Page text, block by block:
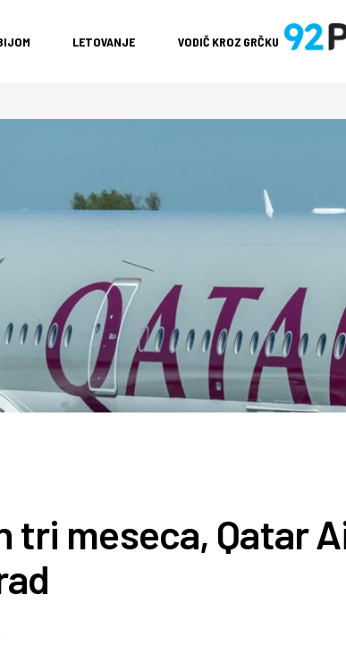
LETOVANJE VODIČ KROZ GRČKU
tri meseca, Qatar